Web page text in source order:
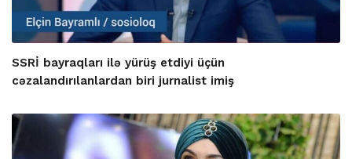
SSRİ bayraqları ilə yürüş etdiyi üçün
cəzalandırılanlardan biri jurnalist imiş